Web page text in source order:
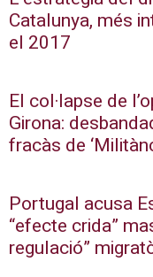
Catalunya, més
el 2017
El col·lapse de
Girona:
fracàs de
Portugal acusa
“efecte crida”
regulació”